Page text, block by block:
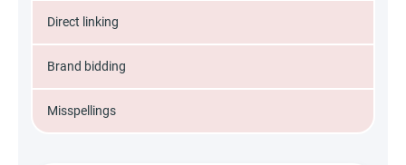
Direct linking
Brand bidding
Misspellings